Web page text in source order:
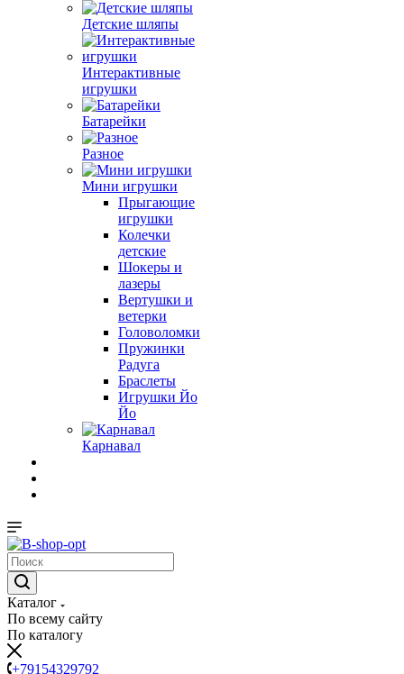
Детские шляпы
Интерактивные
игрушки
Батарейки
Разное
Мини игрушки
Прыгающие
игрушки
Колечки
детские
Шокеры и
лазеры
Вертушки и
ветерки
Головоломки
Пружинки
Радуга
Браслеты
Игрушки Йо
Йо
Карнавал
Каталог
По всему сайту
По каталогу
+79154329792